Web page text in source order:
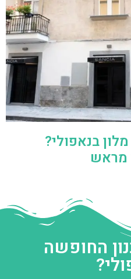
בנאפולי?
מראש
החופשה